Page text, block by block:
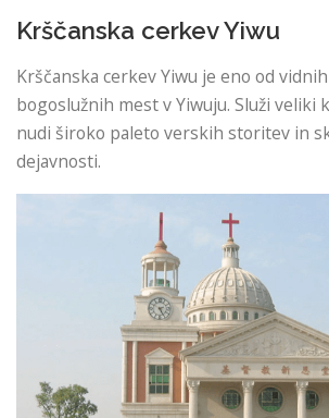
Krščanska cerkev Yiwu
Krščanska cerkev Yiwu je eno od
bogoslužnih mest v Yiwuju. Služi veliki
nudi široko paleto verskih storitev in
dejavnosti.